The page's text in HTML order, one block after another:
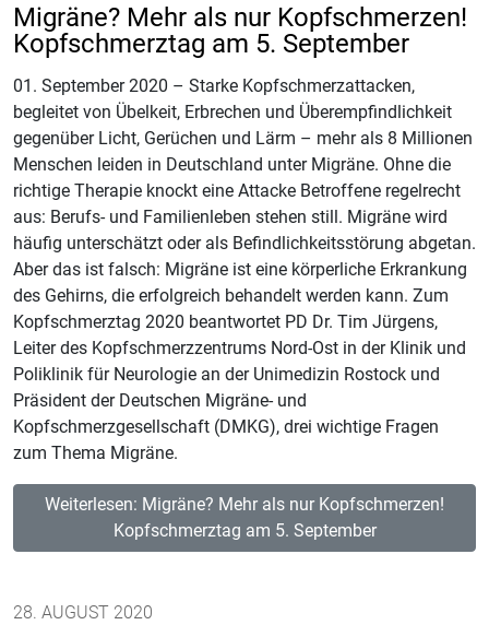
Migräne? Mehr als nur Kopfschmerzen!
Kopfschmerztag am 5. September
01. September 2020 – Starke Kopfschmerzattacken,
begleitet von Übelkeit, Erbrechen und Überempfindlichkeit
gegenüber Licht, Gerüchen und Lärm – mehr als 8 Millionen
Menschen leiden in Deutschland unter Migräne. Ohne die
richtige Therapie knockt eine Attacke Betroffene regelrecht
aus: Berufs- und Familienleben stehen still. Migräne wird
häufig unterschätzt oder als Befindlichkeitsstörung abgetan.
Aber das ist falsch: Migräne ist eine körperliche Erkrankung
des Gehirns, die erfolgreich behandelt werden kann. Zum
Kopfschmerztag 2020 beantwortet PD Dr. Tim Jürgens,
Leiter des Kopfschmerzzentrums Nord-Ost in der Klinik und
Poliklinik für Neurologie an der Unimedizin Rostock und
Präsident der Deutschen Migräne- und
Kopfschmerzgesellschaft (DMKG), drei wichtige Fragen
zum Thema Migräne.
Weiterlesen: Migräne? Mehr als nur Kopfschmerzen!
Kopfschmerztag am 5. September
28. AUGUST 2020